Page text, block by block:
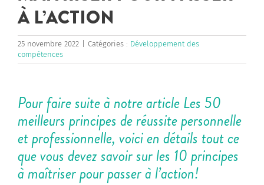
À L’ACTION
25 novembre 2022 Catégories : Développement des
compétences
Pour faire suite à notre articleLes 50
meilleurs principes de réussite personnelle
et professionnelle, voici en détails tout ce
que vous devez savoir sur les 10 principes
à maîtriser pour passer à l’action!